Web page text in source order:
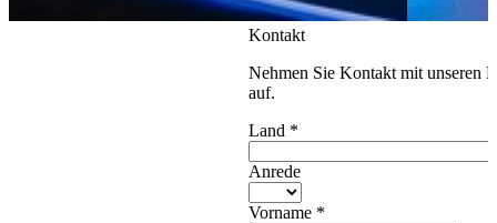
Kontakt
Nehmen Sie Kontakt mit unseren
auf.
Land *
Anrede
Vorname *